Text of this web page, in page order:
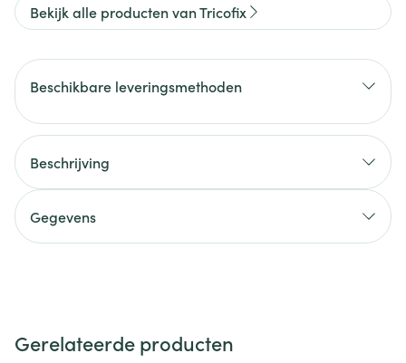
Bekijk alle producten van Tricofix
Beschikbare leveringsmethoden
Beschrijving
Gegevens
Gerelateerde producten